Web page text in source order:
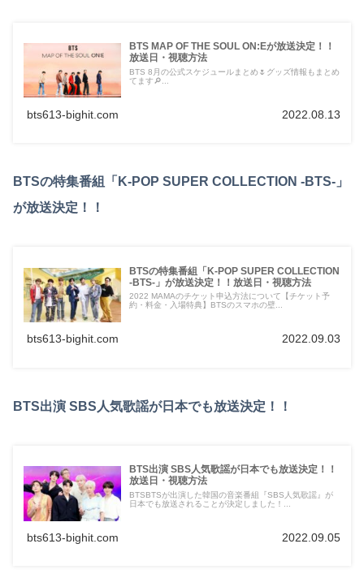
BTS MAP OF THE SOUL ON:Eが放送決定！！
放送日・視聴方法
BTS 8月の公式スケジュールまとめ🌷グッズ情報もまとめ
てます🔎...
bts613-bighit.com 2022.08.13
BTSの特集番組「K-POP SUPER COLLECTION -BTS-」
が放送決定！！
BTSの特集番組「K-POP SUPER COLLECTION
-BTS-」が放送決定！！放送日・視聴方法
2022 MAMAのチケット申込方法について【チケット予
約・料金・入場特典】BTSのスマホの壁...
bts613-bighit.com 2022.09.03
BTS出演 SBS人気歌謡が日本でも放送決定！！
BTS出演 SBS人気歌謡が日本でも放送決定！！
放送日・視聴方法
BTSBTSが出演した韓国の音楽番組『SBS人気歌謡』が
日本でも放送されることが決定しました！...
bts613-bighit.com 2022.09.05